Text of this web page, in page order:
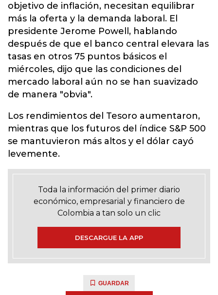
objetivo de inflación, necesitan equilibrar
más la oferta y la demanda laboral. El
presidente Jerome Powell, hablando
después de que el banco central elevara las
tasas en otros 75 puntos básicos el
miércoles, dijo que las condiciones del
mercado laboral aún no se han suavizado
de manera "obvia".
Los rendimientos del Tesoro aumentaron,
mientras que los futuros del índice S&P 500
se mantuvieron más altos y el dólar cayó
levemente.
Toda la información del primer diario
económico, empresarial y financiero de
Colombia a tan solo un clic
DESCARGUE LA APP
GUARDAR